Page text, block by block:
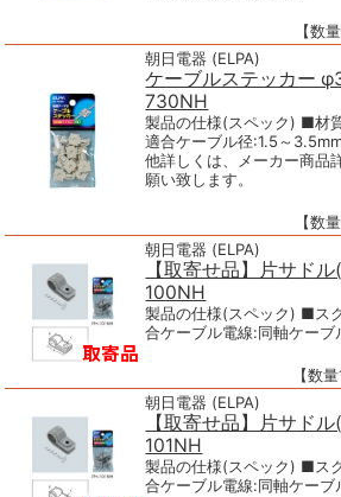
【数
朝日電器 (ELPA)
ケーブルステッカー
730NH
製品の仕様(スペック) ■材
適合ケーブル径:1.5～
他詳しくは、メーカー商品
願い致します。
【数
朝日電器 (ELPA)
【取寄せ品】片サド
100NH
製品の仕様(スペック) ■ス
合ケーブル電線:同軸ケー
【数
朝日電器 (ELPA)
【取寄せ品】片サド
101NH
製品の仕様(スペック) ■ス
合ケーブル電線:同軸ケー